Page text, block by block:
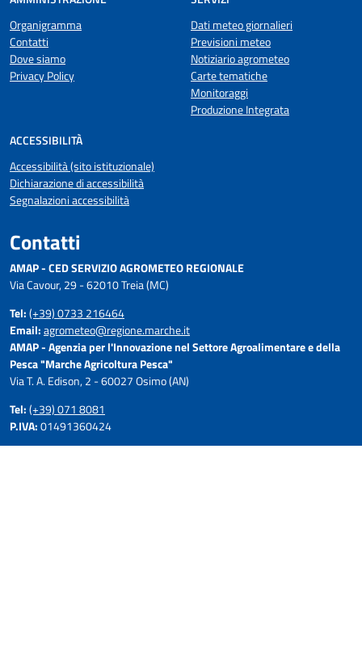
Organigramma
Contatti
Dove siamo
Privacy Policy
Dati meteo giornalieri
Previsioni meteo
Notiziario agrometeo
Carte tematiche
Monitoraggi
Produzione Integrata
ACCESSIBILITÀ
Accessibilità (sito istituzionale)
Dichiarazione di accessibilità
Segnalazioni accessibilità
Contatti
AMAP - CED SERVIZIO AGROMETEO REGIONALE
Via Cavour, 29 - 62010 Treia (MC)
Tel:(+39) 0733 216464
Email:agrometeo@regione.marche.it
AMAP - Agenzia per l'Innovazione nel Settore Agroalimentare e della
Pesca "Marche Agricoltura Pesca"
Via T. A. Edison, 2 - 60027 Osimo (AN)
Tel:(+39) 071 8081
P.IVA:01491360424